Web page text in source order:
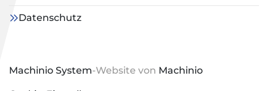
Datenschutz
Machinio System-Website von Machinio